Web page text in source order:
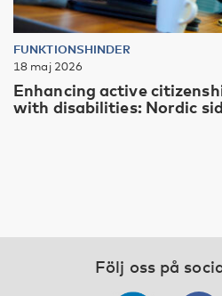
FUNKTIONSHINDER
18 maj 2026
Enhancing active
with disabilities: Nordic
Följ oss på